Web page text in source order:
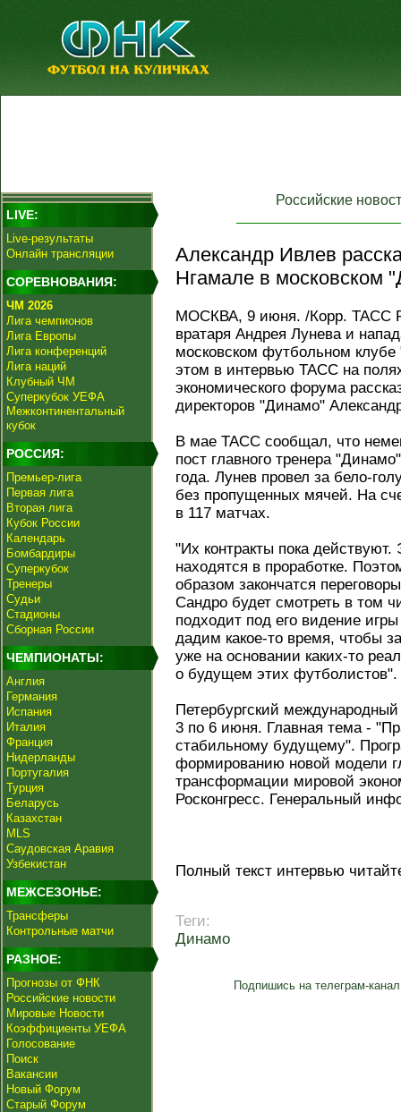
LIVE:
Live-результаты
Онлайн трансляции
СОРЕВНОВАНИЯ:
ЧМ 2026
Лига чемпионов
Лига Европы
Лига конференций
Лига наций
Клубный ЧМ
Суперкубок УЕФА
Межконтинентальный
кубок
РОССИЯ:
Премьер-лига
Первая лига
Вторая лига
Кубок России
Календарь
Бомбардиры
Суперкубок
Тренеры
Судьи
Стадионы
Сборная России
ЧЕМПИОНАТЫ:
Англия
Германия
Испания
Италия
Франция
Нидерланды
Португалия
Турция
Беларусь
Казахстан
MLS
Саудовская Аравия
Узбекистан
МЕЖСЕЗОНЬЕ:
Трансферы
Контрольные матчи
РАЗНОЕ:
Прогнозы от ФНК
Российские новости
Мировые Новости
Коэффициенты УЕФА
Голосование
Поиск
Вакансии
Новый Форум
Старый Форум
Российские
Александр Ивлев
Нгамале в московском
МОСКВА, 9 июня. /Корр. ТАСС
вратаря Андрея Лунева и
московском футбольном
этом в интервью ТАСС на
экономического форума
директоров "Динамо"
В мае ТАСС сообщал, что
пост главного тренера
года. Лунев провел за бело-
без пропущенных мячей. На
в 117 матчах.
"Их контракты пока
находятся в проработке.
образом закончатся
Сандро будет смотреть в том
подходит под его видение
дадим какое-то время, чтобы
уже на основании каких-то
о будущем этих футболистов".
Петербургский
3 по 6 июня. Главная тема -
стабильному будущему".
формированию новой модели
трансформации мировой
Росконгресс. Генеральный
Полный текст интервью
Теги:
Динамо
Подпишись на телеграм-